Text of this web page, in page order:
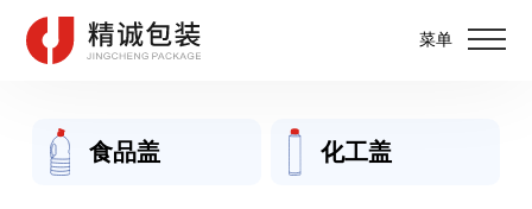
菜单
食品盖 化工盖